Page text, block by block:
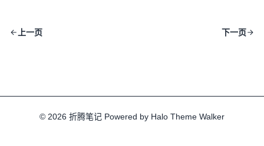
使用日
上一页 下一页
© 2026 折腾笔记 Powered by Halo Theme Walker